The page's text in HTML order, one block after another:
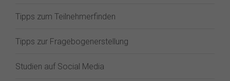
Tipps zum Teilnehmerfinden
Tipps zur Fragebogenerstellung
Studien auf Social Media